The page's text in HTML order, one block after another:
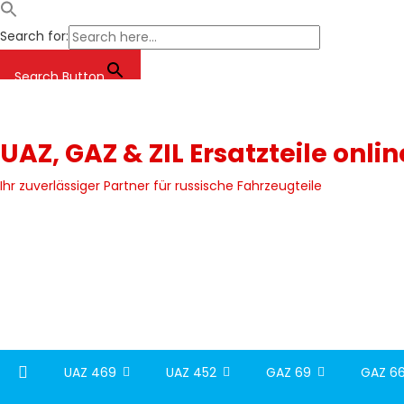
Search for:
Search Button
UAZ, GAZ & ZIL Ersatzteile
Ihr zuverlässiger Partner für russische Fahrzeugteile
UAZ 469 UAZ 452 GAZ 69 GAZ